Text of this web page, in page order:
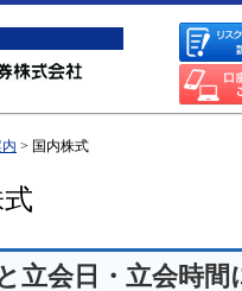
> 国内株式
立会日・立会時間